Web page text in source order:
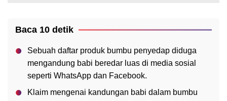
Baca 10 detik
Sebuah daftar produk bumbu penyedap diduga
mengandung babi beredar luas di media sosial
seperti WhatsApp dan Facebook.
Klaim mengenai kandungan babi dalam bumbu